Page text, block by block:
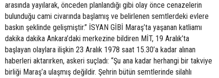
arasında yayılarak, önceden planlandığı gibi olay önce cenazelerin
bulunduğu cami civarında başlamış ve belirlenen semtlerdeki evlere
baskın şeklinde gelişmiştir.” İSYAN GİBİ Maraş’ta yaşanan katliamı
dakika dakika Ankara’daki merkezine bildiren MİT, 19 Aralık’ta
başlayan olaylara ilişkin 23 Aralık 1978 saat 15.30’a kadar alınan
haberleri aktarırken, askeri suçladı: “Şu ana kadar herhangi bir takviye
birliği Maraş’a ulaşmış değildir. Şehrin bütün semtlerinde silahlı